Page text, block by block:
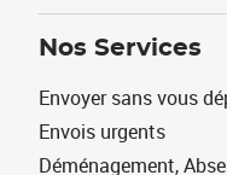
Nos Services
Envoyer sans vous
Envois urgents
Déménagement,